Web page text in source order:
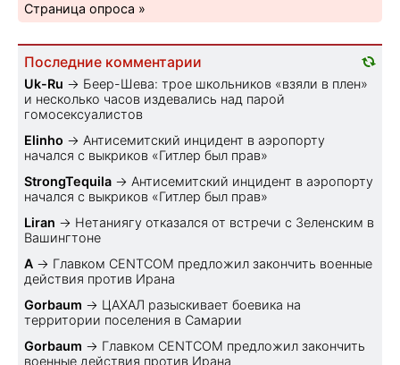
Страница опроса »
Последние комментарии
Uk-Ru → Беер-Шева: трое школьников «взяли в плен»
и несколько часов издевались над парой
гомосексуалистов
Elinho → Антисемитский инцидент в аэропорту
начался с выкриков «Гитлер был прав»
StrongTequila → Антисемитский инцидент в аэропорту
начался с выкриков «Гитлер был прав»
Liran → Нетаниягу отказался от встречи с Зеленским в
Вашингтоне
A → Главком CENTCOM предложил закончить военные
действия против Ирана
Gorbaum → ЦАХАЛ разыскивает боевика на
территории поселения в Самарии
Gorbaum → Главком CENTCOM предложил закончить
военные действия против Ирана